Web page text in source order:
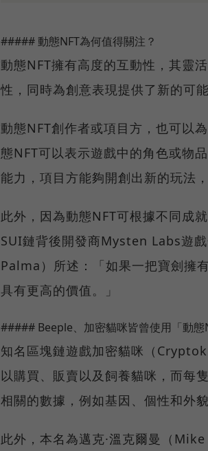
##### 動態NFT為何值得關注？
動態NFT擁有高度的互動性，其靈
性，同時為創意表現提供了新的可能
動態NFT創作者或項目方，也可以
態NFT可以表示遊戲中的角色或物
能力，項目方能夠開創出新的玩法
此外，因為動態NFT可根據不同成
SUI鏈背後開發商Mysten Labs遊
Palma）所述：「如果一把寶劍擁
具有更高的價值。」
##### Beeple、加密貓咪皆曾使用「動態
知名區塊鏈遊戲加密貓咪（
以購買、販賣以及飼養貓咪，而每
相關的數據，例如基因、個性和外
此外，本名為邁克·溫克爾曼（